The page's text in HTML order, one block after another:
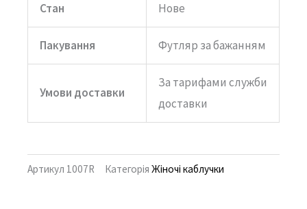
Стан Нове
Пакування Футляр за бажанням
Умови доставки
За тарифами служби
доставки
Артикул 1007R Категорія Жіночі каблучки